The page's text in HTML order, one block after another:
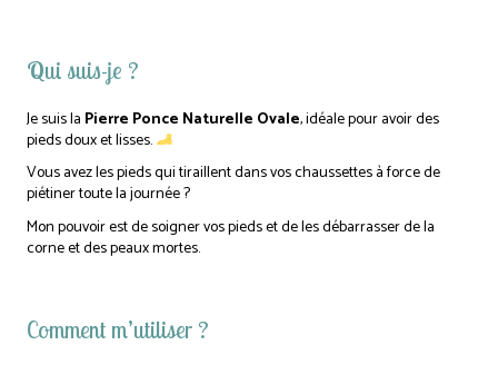
Qui suis-je ?
Je suis la Pierre Ponce Naturelle Ovale, idéalepour avoir des
pieds doux et lisses.
Vous avez les pieds qui tiraillent dans vos chaussettes à force de
piétiner toute la journée ?
Mon pouvoir est de soigner vos pieds et de les débarrasser de la
corne et des peaux mortes.
Comment m’utiliser ?